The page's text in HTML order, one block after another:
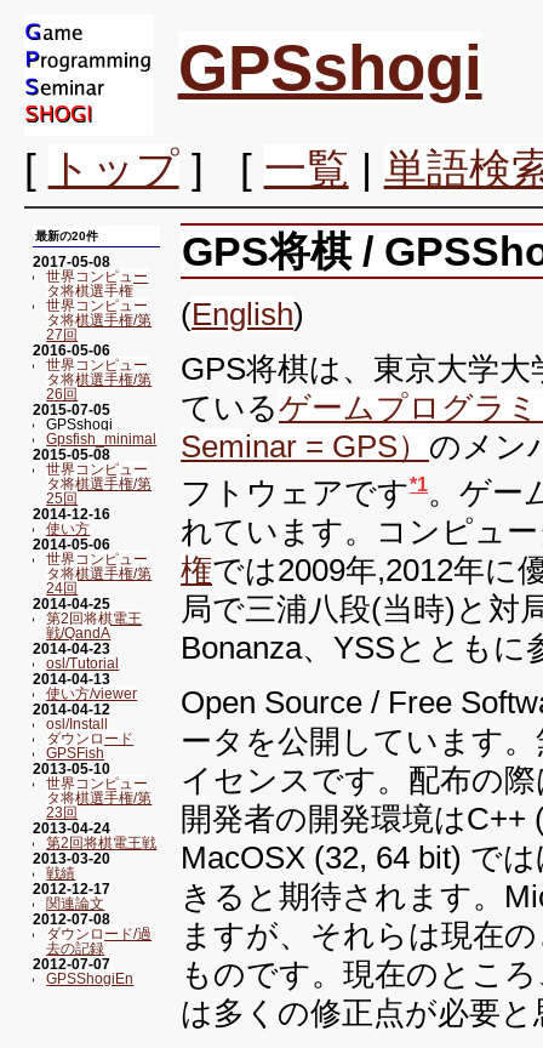
GPSshogi
[ トップ] [ 一覧 | 単語検
最新の20件
2017-05-08
世界コンピュー
タ将棋選手権
世界コンピュー
タ将棋選手権/第
27回
2016-05-06
世界コンピュー
タ将棋選手権/第
26回
2015-07-05
GPSshogi
Gpsfish_minimal
2015-05-08
世界コンピュー
タ将棋選手権/第
25回
2014-12-16
使い方
2014-05-06
世界コンピュー
タ将棋選手権/第
24回
2014-04-25
第2回将棋電王
戦/QandA
2014-04-23
osl/Tutorial
2014-04-13
使い方/viewer
2014-04-12
osl/Install
ダウンロード
GPSFish
2013-05-10
世界コンピュー
タ将棋選手権/第
23回
2013-04-24
第2回将棋電王戦
2013-03-20
戦績
2012-12-17
関連論文
2012-07-08
ダウンロード/過
去の記録
2012-07-07
GPSShogiEn
GPS将棋 /
(English)
GPS将棋は、東京大学
ているゲームプログラ
Seminar = GPS） のメン
フトウェアです*1。ゲー
れています。コンピュ
権では2009年,2012年に
局で三浦八段(当時)と対
Bonanza、YSSとともに
Open Source / Free
ータを公開しています
イセンスです。配布の
開発者の開発環境はC++
MacOSX (32, 64 bit) で
きると期待されます。
ますが、それらは現在
ものです。現在のとこ
は多くの修正点が必要